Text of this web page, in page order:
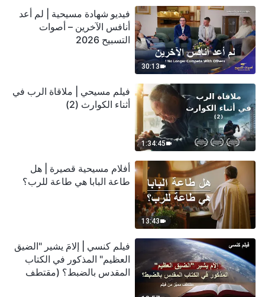
30:13
فيديو شهادة مسيحية | لم أعد
أنافس الآخرين – أصوات
التسبيح 2026
1:34:45
فيلم مسيحي | ملاقاة الرب في
أثناء الكوارث (2)
13:43
أفلام مسيحية قصيرة | هل
طاعة البابا هي طاعة للرب؟
فيلم كنسي | إلامَ يشير "الضيق
العظيم" المذكور في الكتاب
المقدس بالضبط؟ (مقتطف